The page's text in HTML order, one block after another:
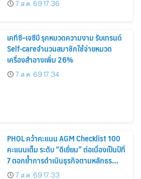
7 ส.ค. 69 17:36
เคทีซี–เจซีบี รุกหมวดความงาม รับเทรนด์
Self-careจำนวนสมาชิกใช้จ่ายหมวด
เครื่องสำอางเพิ่ม 26%
7 ส.ค. 69 17:34
PHOL คว้าคะแนน AGM Checklist 100
คะแนนเต็ม ระดับ “ดีเยี่ยม” ต่อเนื่องเป็นปีที่
7 ตอกย้ำการดำเนินธุรกิจตามหลักธร
รมาภิบาล โปร่งใส สร้างความเชื่อมั่นผู้ถือ
7 ส.ค. 69 17:33